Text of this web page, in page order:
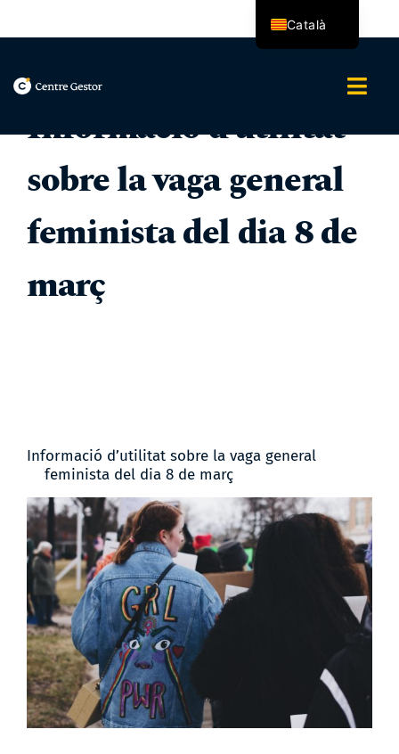
Serveis
Informació d’utilitat
sobre la vaga general
feminista del dia 8 de
març
Informació d’utilitat sobre la vaga general
feminista del dia 8 de març
View
Larger
Image
Català
Español